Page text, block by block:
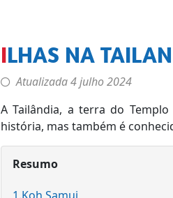
ILHAS NA
Atualizada4 julho 2024
A Tailândia, a terra do
história, mas também é
Resumo
1.Koh Samui